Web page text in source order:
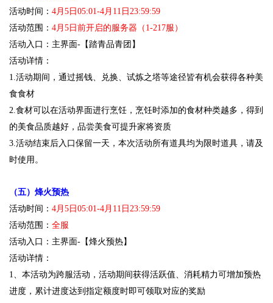
活动时间： 4月5日05:01-4月11日23:59:59
活动范围： 4月5日前开启的服务器（1-217服）
活动入口：主界面-【踏青品青团】
活动详情：
1.活动期间，通过摇钱、兑换、试炼之塔等途径皆有机会获得各种美
食食材
2.食材可以在活动界面进行烹饪，烹饪时添加的食材种类越多，得到
的美食品质越好，品尝美食可提升家将资质
3.活动结束后入口保留一天，本次活动所有道具均为限时道具，请及
时使用。
（五）烽火预热
活动时间： 4月5日05:01-4月11日23:59:59
活动范围： 全服
活动入口：主界面-【烽火预热】
活动详情：
1、本活动为跨服活动，活动期间获得活跃值、消耗精力可增加预热
进度，累计进度达到指定额度时即可领取对应的奖励